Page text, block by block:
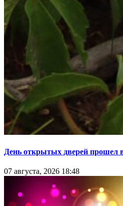
День открытых дверей прошел
07 августа, 2026 18:48